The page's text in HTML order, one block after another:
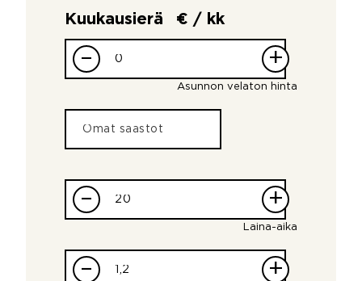
Kuukausierä € / kk
– +
Asunnon velaton hinta
– +
Laina-aika
– +